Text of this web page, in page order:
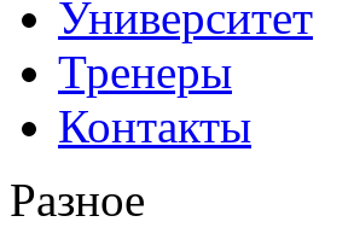
Университет
Тренеры
Контакты
Разное